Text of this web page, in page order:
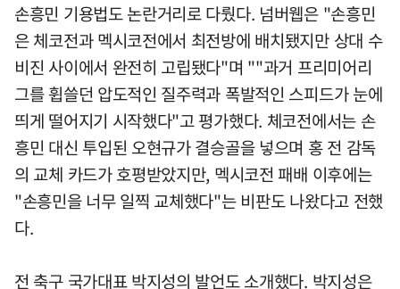
손흥민 기용법도 논란거리로 다뤘다. 넘버웹은 "손흥민
은 체코전과 멕시코전에서 최전방에 배치됐지만 상대 수
비진 사이에서 완전히 고립됐다"며 ""과거 프리미어리
그를 휩쓸던 압도적인 질주력과 폭발적인 스피드가 눈에
띄게 떨어지기 시작했다"고 평가했다. 체코전에서는 손
흥민 대신 투입된 오현규가 결승골을 넣으며 홍 전 감독
의 교체 카드가 호평받았지만, 멕시코전 패배 이후에는
"손흥민을 너무 일찍 교체했다"는 비판도 나왔다고 전했
다.
전 축구 국가대표 박지성의 발언도 소개했다. 박지성은